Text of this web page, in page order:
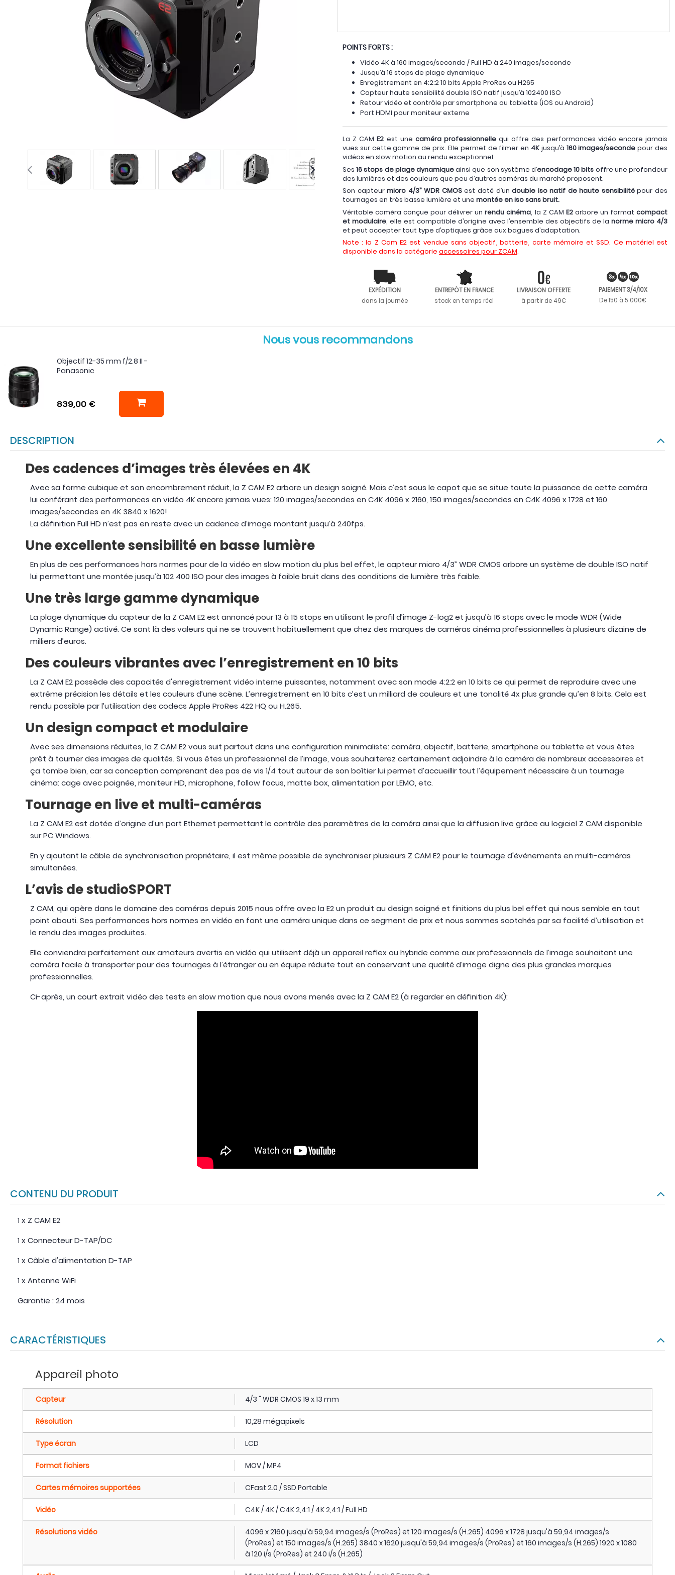
POINTS FORTS :
Vidéo 4K à 160 images/seconde / Full HD à 240 images/seconde
Jusqu’à 16 stops de plage dynamique
Enregistrement en 4:2:2 10 bits Apple ProRes ou H265
Capteur haute sensibilité double ISO natif jusqu’à 102400 ISO
Retour vidéo et contrôle par smartphone ou tablette (iOS ou Androïd)
Port HDMI pour moniteur externe
La Z CAME2 est une caméra professionnelle qui offre des performances vidéo encore jamais
vues sur cette gamme de prix. Elle permet de filmer en 4Kjusqu’à 160 images/seconde pour des
vidéos en slow motion au rendu exceptionnel.
Ses16 stops de plage dynamiqueainsi que son système d’encodage 10 bits offre une profondeur
des lumières et des couleurs que peu d’autres caméras du marché proposent.
Son capteurmicro 4/3” WDR CMOSest doté d’undouble iso natif de haute sensibilitépour des
tournages en très basse lumière et une montée en iso sans bruit.
Véritable caméra conçue pour délivrer unrendu cinéma , la Z CAM E2arbore un formatcompact
et modulaire , elle est compatible d’origine avec l’ensemble des objectifs de la norme micro 4/3
et peut accepter tout type d’optiques grâce aux bagues d’adaptation.
Note : la Z Cam E2 est vendue sans objectif, batterie, carte mémoire et SSD. Ce matériel est
disponible dans la catégorie accessoires pour ZCAM.
EXPÉDITION
dans la journée
ENTREPÔT EN FRANCE
stock en temps réel
LIVRAISON OFFERTE
à partir de 49€
PAIEMENT 3/4/10X
De 150 à 5 000€
Nous vous recommandons
Objectif 12-35 mm f/2.8 II -
Panasonic
839,00 €
DESCRIPTION
Des cadences d’images très élevées en 4K
Avec sa forme cubique et son encombrement réduit, la Z CAM E2 arbore un design soigné. Mais c’est sous le capot que se situe toute la puissance de cette caméra
lui conférant des performances en vidéo 4K encore jamais vues: 120 images/secondes en C4K 4096 x 2160, 150 images/secondes en C4K 4096 x 1728 et 160
images/secondes en 4K 3840 x 1620!
La définition Full HD n’est pas en reste avec un cadence d’image montant jusqu’à 240fps.
Une excellente sensibilité en basse lumière
En plus de ces performances hors normes pour de la vidéo en slow motion du plus bel effet, le capteur micro 4/3” WDR CMOS arbore un système de double ISO natif
lui permettant une montée jusqu’à 102 400 ISO pour des images à faible bruit dans des conditions de lumière très faible.
Une très large gamme dynamique
La plage dynamique du capteur de la Z CAM E2 est annoncé pour 13 à 15 stops en utilisant le profil d’image Z-log2 et jusqu’à 16 stops avec le mode WDR (Wide
Dynamic Range) activé. Ce sont là des valeurs qui ne se trouvent habituellement que chez des marques de caméras cinéma professionnelles à plusieurs dizaine de
milliers d’euros.
Des couleurs vibrantes avec l’enregistrement en 10 bits
La Z CAM E2 possède des capacités d'enregistrement vidéo interne puissantes, notamment avec son mode 4:2:2 en 10 bits ce qui permet de reproduire avec une
extrême précision les détails et les couleurs d’une scène. L’enregistrement en 10 bits c’est un milliard de couleurs et une tonalité 4x plus grande qu’en 8 bits. Cela est
rendu possible par l’utilisation des codecs Apple ProRes 422 HQ ou H.265.
Un design compact et modulaire
Avec ses dimensions réduites, la Z CAM E2 vous suit partout dans une configuration minimaliste: caméra, objectif, batterie, smartphone ou tablette et vous êtes
prêt à tourner des images de qualités. Si vous êtes un professionnel de l’image, vous souhaiterez certainement adjoindre à la caméra de nombreux accessoires et
ça tombe bien, car sa conception comprenant des pas de vis 1/4 tout autour de son boîtier lui permet d’accueillir tout l’équipement nécessaire à un tournage
cinéma: cage avec poignée, moniteur HD, microphone, follow focus, matte box, alimentation par LEMO, etc.
Tournage en live et multi-caméras
La Z CAM E2 est dotée d’origine d’un port Ethernet permettant le contrôle des paramètres de la caméra ainsi que la diffusion live grâce au logiciel Z CAM disponible
sur PC Windows.
En y ajoutant le câble de synchronisation propriétaire, il est même possible de synchroniser plusieurs Z CAM E2 pour le tournage d'événements en multi-caméras
simultanées.
L’avis de studioSPORT
Z CAM, qui opère dans le domaine des caméras depuis 2015 nous offre avec la E2 un produit au design soigné et finitions du plus bel effet qui nous semble en tout
point abouti. Ses performances hors normes en vidéo en font une caméra unique dans ce segment de prix et nous sommes scotchés par sa facilité d’utilisation et
le rendu des images produites.
Elle conviendra parfaitement aux amateurs avertis en vidéo qui utilisent déjà un appareil reflex ou hybride comme aux professionnels de l’image souhaitant une
caméra facile à transporter pour des tournages à l’étranger ou en équipe réduite tout en conservant une qualité d’image digne des plus grandes marques
professionnelles.
Ci-après, un court extrait vidéo des tests en slow motion que nous avons menés avec la Z CAM E2 (à regarder en définition 4K):
CONTENU DU PRODUIT
1 x Z CAM E2
1 x Connecteur D-TAP/DC
1 x Câble d'alimentation D-TAP
1 x Antenne WiFi
Garantie : 24 mois
CARACTÉRISTIQUES
Appareil photo
Capteur 4/3 " WDR CMOS 19 x 13 mm
Résolution 10,28 mégapixels
Type écran LCD
Format fichiers MOV / MP4
Cartes mémoires supportées CFast 2.0 / SSD Portable
Vidéo C4K / 4K / C4K 2,4:1 / 4K 2,4:1 / Full HD
Résolutions vidéo
4096 x 2160 jusqu'à 59,94 images/s (ProRes) et 120 images/s (H.265) 4096 x 1728 jusqu'à 59,94 images/s
(ProRes) et 150 images/s (H.265) 3840 x 1620 jusqu'à 59,94 images/s (ProRes) et 160 images/s (H.265) 1920 x 1080
à 120 i/s (ProRes) et 240 i/s (H.265)